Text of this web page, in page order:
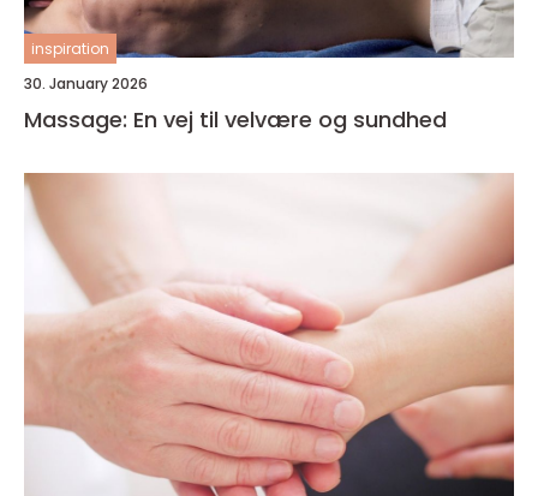
inspiration
30. January 2026
Massage: En vej til velvære og sundhed